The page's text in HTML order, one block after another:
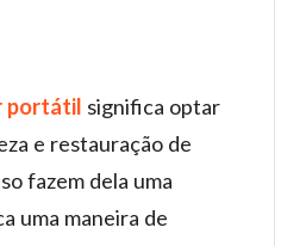
portátil significa optar
e restauração de
fazem dela uma
uma maneira de